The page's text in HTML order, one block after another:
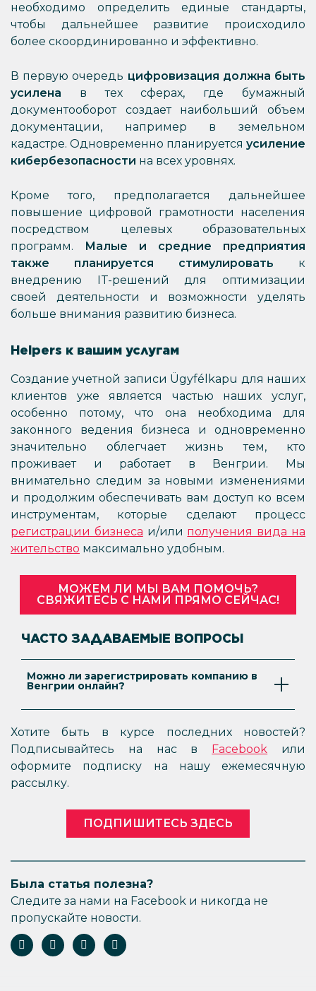
необходимо определить единые стандарты,
чтобы дальнейшее развитие происходило
более скоординированно и эффективно.
В первую очередь цифровизация должна быть
усилена в тех сферах, где бумажный
документооборот создает наибольший объем
документации, например в земельном
кадастре. Одновременно планируется усиление
кибербезопасности на всех уровнях.
Кроме того, предполагается дальнейшее
повышение цифровой грамотности населения
посредством целевых образовательных
программ.
Малые и средние предприятия
также планируется стимулировать к
внедрению IT-решений для оптимизации
своей деятельности и возможности уделять
больше внимания развитию бизнеса.
Helpers к вашим услугам
Создание учетной записи Ügyfélkapu для наших
клиентов уже является частью наших услуг,
особенно потому, что она необходима для
законного ведения бизнеса и одновременно
значительно облегчает жизнь тем, кто
проживает и работает в Венгрии. Мы
внимательно следим за новыми изменениями
и продолжим обеспечивать вам доступ ко всем
инструментам, которые сделают процесс
регистрации бизнеса и/или получения вида на
жительство максимально удобным.
МОЖЕМ ЛИ МЫ ВАМ ПОМОЧЬ?
СВЯЖИТЕСЬ С НАМИ ПРЯМО СЕЙЧАС!
ЧАСТО ЗАДАВАЕМЫЕ ВОПРОСЫ
Можно ли зарегистрировать компанию в
Венгрии онлайн?
Венгрии может осуществляться либо лично,
либо по доверенности. Пока еще предстоит
увидеть, как процедура регистрации бизнеса
изменится в ближайшие годы с учетом
дальнейшего развития электронного
Хотите быть в курсе последних новостей?
Подписывайтесь на нас в Facebook или
оформите подписку на нашу ежемесячную
рассылку.
ПОДПИШИТЕСЬ ЗДЕСЬ
Была статья полезна?
Следите за нами на Facebook и никогда не
пропускайте новости.